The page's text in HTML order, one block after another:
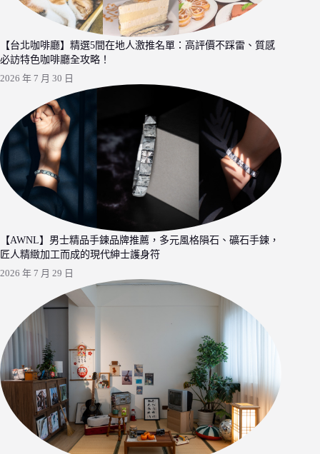
【台北咖啡廳】精選5間在地人激推名單：高評價不踩雷、質感
必訪特色咖啡廳全攻略！
2026 年 7 月 30 日
【AWNL】男士精品手鍊品牌推薦，多元風格隕石、礦石手鍊，
匠人精緻加工而成的現代紳士護身符
2026 年 7 月 29 日